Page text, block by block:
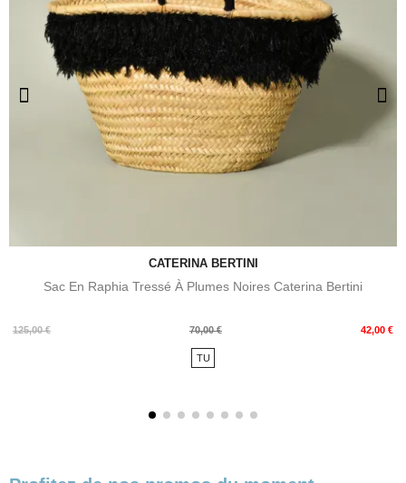
CATERINA BERTINI
Sac En Raphia Tressé À Plumes Noires Caterina Bertini
125,00 €
Prix
70,00 € 42,00 €
Prix
TU